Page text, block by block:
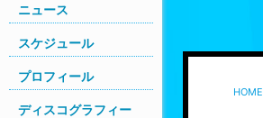
ニュース
スケジュール
プロフィール
ディスコグラフィー
HOME